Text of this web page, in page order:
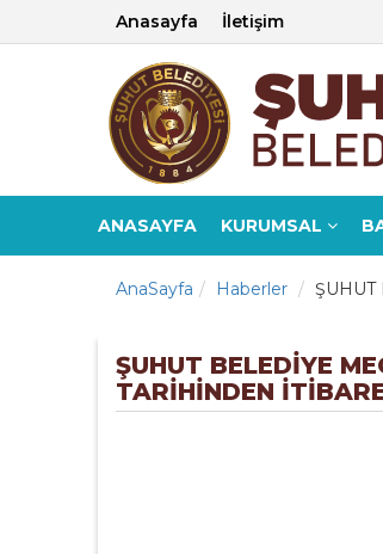
Anasayfa İletişim
ANASAYFA KURUMSAL
AnaSayfa Haberler ŞUHUT
ŞUHUT BELEDİYE
TARİHİNDEN